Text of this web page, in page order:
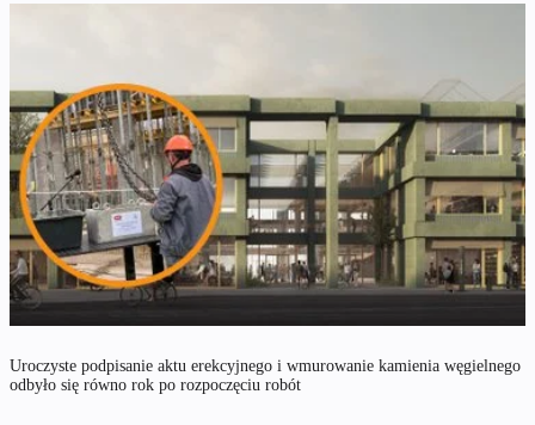
Uroczyste podpisanie aktu erekcyjnego i wmurowanie kamienia węgielnego
odbyło się równo rok po rozpoczęciu robót